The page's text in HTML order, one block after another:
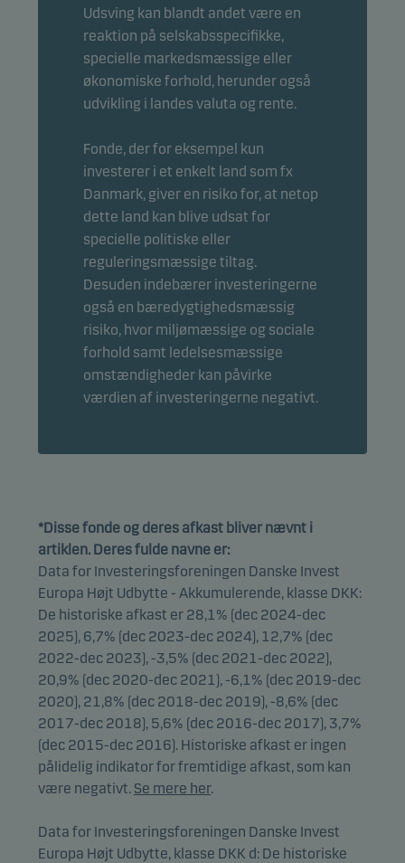
Udsving kan blandt andet være en
reaktion på selskabsspecifikke,
specielle markedsmæssige eller
økonomiske forhold, herunder også
udvikling i landes valuta og rente.
Fonde, der for eksempel kun
investerer i et enkelt land som fx
Danmark, giver en risiko for, at netop
dette land kan blive udsat for
specielle politiske eller
reguleringsmæssige tiltag.
Desuden indebærer investeringerne
også en bæredygtighedsmæssig
risiko, hvor miljømæssige og sociale
forhold samt ledelsesmæssige
omstændigheder kan påvirke
værdien af investeringerne negativt.
*Disse fonde og deres afkast bliver nævnt i
artiklen. Deres fulde navne er:
Data for Investeringsforeningen Danske Invest
Europa Højt Udbytte - Akkumulerende, klasse DKK:
De historiske afkast er 28,1% (dec 2024-dec
2025), 6,7% (dec 2023-dec 2024), 12,7% (dec
2022-dec 2023), -3,5% (dec 2021-dec 2022),
20,9% (dec 2020-dec 2021), -6,1% (dec 2019-dec
2020), 21,8% (dec 2018-dec 2019), -8,6% (dec
2017-dec 2018), 5,6% (dec 2016-dec 2017), 3,7%
(dec 2015-dec 2016). Historiske afkast er ingen
pålidelig indikator for fremtidige afkast, som kan
være negativt. Se mere her.
Data for Investeringsforeningen Danske Invest
Europa Højt Udbytte, klasse DKK d: De historiske